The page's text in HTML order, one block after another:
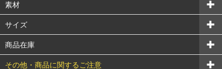
素材
サイズ
商品在庫
その他・商品に関するご注意